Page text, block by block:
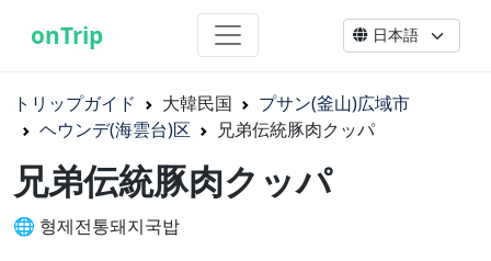
onTrip
トリップガイド 大韓民国
プサン(釜山)広域市
ヘウンデ(海雲台)区
兄弟伝統豚肉クッパ
兄弟伝統豚肉クッパ
🌐 형제전통돼지국밥